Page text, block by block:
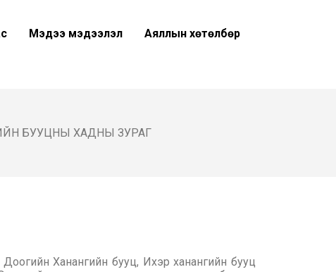
Мэдээ мэдээлэл Аяллын хөтөлбөр
БУУЦНЫ ХАДНЫ ЗУРАГ
Ханангийн бууц, Ихэр ханангийн бууц